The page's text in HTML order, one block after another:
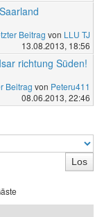
Beitrag von LLU TJ
13.08.2013, 18:56
richtung Süden!
Beitrag von Peteru411
08.06.2013, 22:46